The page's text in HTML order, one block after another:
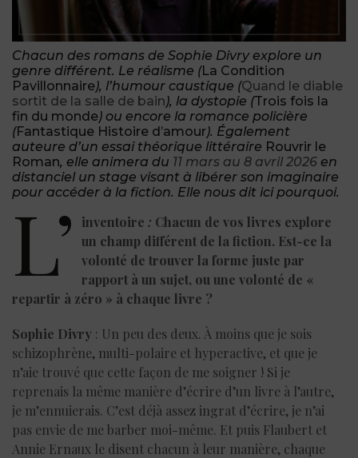
Chacun des romans de Sophie Divry explore un
genre différent. Le réalisme (La Condition
Pavillonnaire), l’humour caustique (Quand le diable
sortit de la salle de bain), la dystopie (Trois fois la
fin du monde) ou encore la romance policière
(Fantastique Histoire d’amour). Également
auteure d’un essai théorique littéraire Rouvrir le
Roman, elle animera du 11 mars au 8 avril 2026 en
distanciel un stage visant à libérer son imaginaire
pour accéder à la fiction. Elle nous dit ici pourquoi.
L’ inventoire : Chacun de vos livres explore
un champ différent de la fiction. Est-ce la
volonté de trouver la forme juste par
rapport à un sujet, ou une volonté de «
repartir à zéro » à chaque livre ?
Sophie Divry : Un peu des deux. À moins que je sois
schizophrène, multi-polaire et hyperactive, et que je
n’aie trouvé que cette façon de me soigner ! Si je
reprenais la même manière d’écrire d’un livre à l’autre,
je m’ennuierais. C’est déjà assez ingrat d’écrire, je n’ai
pas envie de me barber moi-même. Et puis Flaubert et
Annie Ernaux le disent chacun à leur manière, chaque